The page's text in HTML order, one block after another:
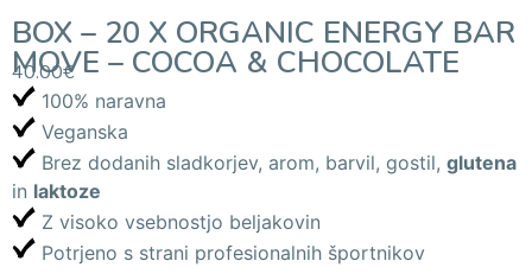
BOX – 20 X ORGANIC ENERGY BAR
MOVE – COCOA & CHOCOLATE
40.00€
100% naravna
Veganska
Brez dodanih sladkorjev, arom, barvil, gostil, glutena
in laktoze
Z visoko vsebnostjo beljakovin
Potrjeno s strani profesionalnih športnikov